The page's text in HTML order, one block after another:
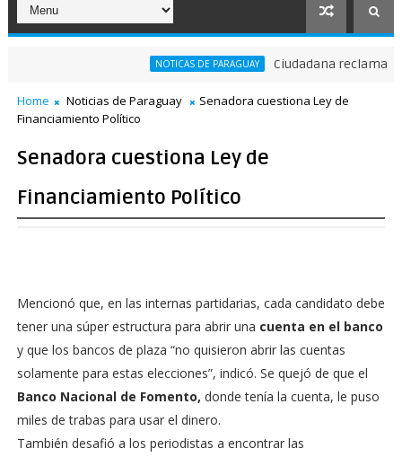
NOTICAS DE PARAGUAY Ciudadana reclama a
Home Noticias de Paraguay
Senadora cuestiona Ley de
Financiamiento Político
Senadora cuestiona Ley de
Financiamiento Político
Mencionó que, en las internas partidarias, cada candidato debe
tener una súper estructura para abrir una cuenta en el banco
y que los bancos de plaza “no quisieron abrir las cuentas
solamente para estas elecciones”, indicó. Se quejó de que el
Banco Nacional de Fomento, donde tenía la cuenta, le puso
miles de trabas para usar el dinero.
También desafió a los periodistas a encontrar las